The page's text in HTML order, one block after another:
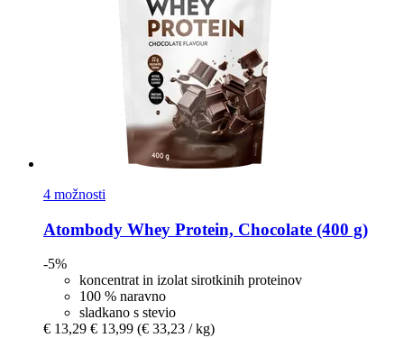
4 možnosti
Atombody Whey Protein, Chocolate (400 g)
-5%
koncentrat in izolat sirotkinih proteinov
100 % naravno
sladkano s stevio
€ 13,29 € 13,99 (€ 33,23 / kg)